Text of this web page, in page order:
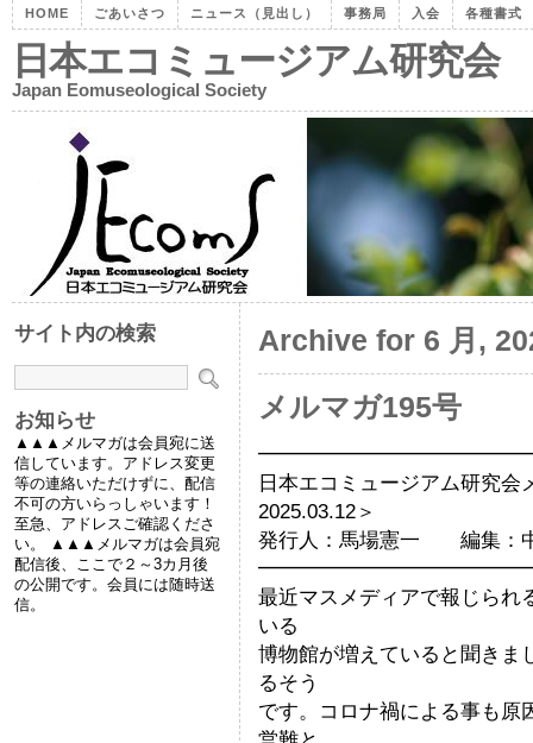
HOME ごあいさつ ニュース（見出し） 事務局 入会 各種書式
日本エコミュージアム研究会
Japan Eomuseological Society
Archive for 6 月,
メルマガ195号
日本エコミュージアム研
2025.03.12＞
発行人：馬場憲一 編集：
最近マスメディアで報じられ
いる
博物館が増えていると聞きま
るそう
です。コロナ禍による事も原
サイト内の検索
お知らせ
▲▲▲メルマガは会員宛に送
信しています。アドレス変更
等の連絡いただけずに、配信
不可の方いらっしゃいます！
至急、アドレスご確認くださ
い。 ▲▲▲メルマガは会員宛
配信後、ここで２～3カ月後
の公開です。会員には随時送
信。